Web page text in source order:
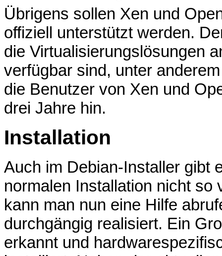
Übrigens sollen Xen und
offiziell unterstützt werden.
die Virtualisierungslösungen
verfügbar sind, unter
die Benutzer von Xen und
drei Jahre hin.
Installation
Auch im Debian-Installer gibt
normalen Installation nicht so
kann man nun eine Hilfe
durchgängig realisiert. Ein
erkannt und